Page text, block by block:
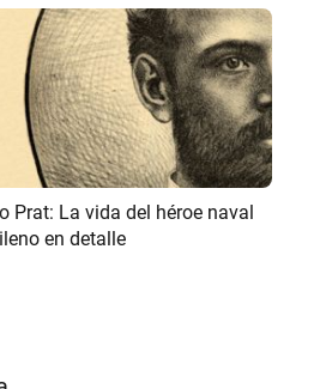
Prat: La vida del héroe naval
en detalle